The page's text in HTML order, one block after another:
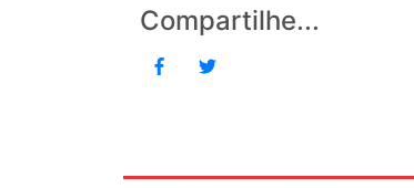
Compartilhe...